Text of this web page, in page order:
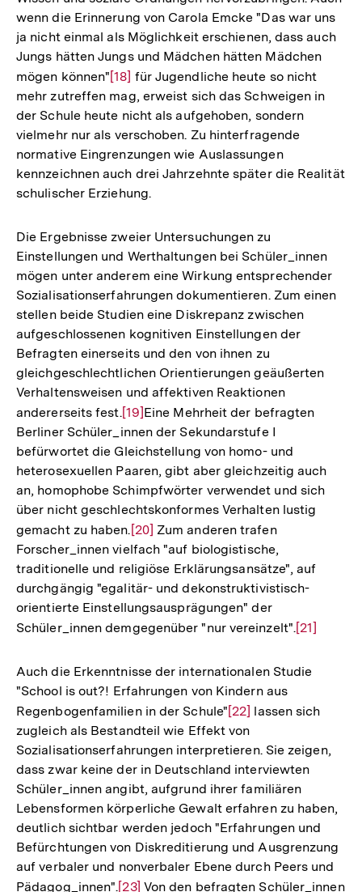
wenn die Erinnerung von Carola Emcke "Das war uns
ja nicht einmal als Möglichkeit erschienen, dass auch
Jungs hätten Jungs und Mädchen hätten Mädchen
mögen können"Zur
Auflösung
der
Fußnote
[18] für Jugendliche heute so nicht
mehr zutreffen mag, erweist sich das Schweigen in
der Schule heute nicht als aufgehoben, sondern
vielmehr nur als verschoben. Zu hinterfragende
normative Eingrenzungen wie Auslassungen
kennzeichnen auch drei Jahrzehnte später die Realität
schulischer Erziehung.
Die Ergebnisse zweier Untersuchungen zu
Einstellungen und Werthaltungen bei Schüler_innen
mögen unter anderem eine Wirkung entsprechender
Sozialisationserfahrungen dokumentieren. Zum einen
stellen beide Studien eine Diskrepanz zwischen
aufgeschlossenen kognitiven Einstellungen der
Befragten einerseits und den von ihnen zu
gleichgeschlechtlichen Orientierungen geäußerten
Verhaltensweisen und affektiven Reaktionen
andererseits fest.Zur
Auflösung
der
Fußnote
[19]Eine Mehrheit der befragten
Berliner Schüler_innen der Sekundarstufe I
befürwortet die Gleichstellung von homo- und
heterosexuellen Paaren, gibt aber gleichzeitig auch
an, homophobe Schimpfwörter verwendet und sich
über nicht geschlechtskonformes Verhalten lustig
gemacht zu haben. Zur
Auflösung
der
Fußnote
[20] Zum anderen trafen
Forscher_innen vielfach "auf biologistische,
traditionelle und religiöse Erklärungsansätze", auf
durchgängig "egalitär- und dekonstruktivistisch-
orientierte Einstellungsausprägungen" der
Schüler_innen demgegenüber "nur vereinzelt".Zur
der
[21]
Auch die Erkenntnisse der internationalen Studie
"School is out?! Erfahrungen von Kindern aus
Regenbogenfamilien in der Schule"Zur
Auflösung
der
Fußnote
[22] lassen sich
zugleich als Bestandteil wie Effekt von
Sozialisationserfahrungen interpretieren. Sie zeigen,
dass zwar keine der in Deutschland interviewten
Schüler_innen angibt, aufgrund ihrer familiären
Lebensformen körperliche Gewalt erfahren zu haben,
deutlich sichtbar werden jedoch "Erfahrungen und
Befürchtungen von Diskreditierung und Ausgrenzung
auf verbaler und nonverbaler Ebene durch Peers und
Pädagog_innen".Zur
[23] Von den befragten Schüler_innen